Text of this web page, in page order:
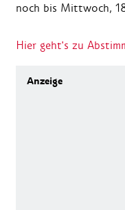
noch bis Mittwoch,
Hier geht's zu